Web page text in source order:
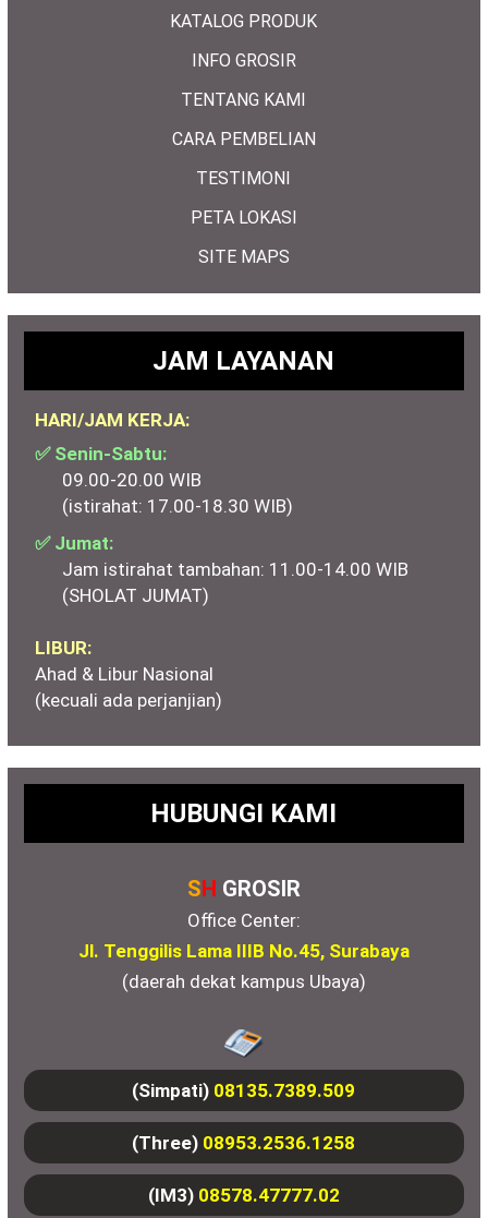
KATALOG PRODUK
INFO GROSIR
TENTANG KAMI
CARA PEMBELIAN
TESTIMONI
PETA LOKASI
SITE MAPS
JAM LAYANAN
HARI/JAM KERJA:
✅ Senin-Sabtu:
09.00-20.00 WIB
(istirahat: 17.00-18.30 WIB)
✅ Jumat:
Jam istirahat tambahan: 11.00-14.00 WIB
(SHOLAT JUMAT)
LIBUR:
Ahad & Libur Nasional
(kecuali ada perjanjian)
HUBUNGI KAMI
SH GROSIR
Office Center:
Jl. Tenggilis Lama IIIB No.45, Surabaya
(daerah dekat kampus Ubaya)
(Simpati) 08135.7389.509
(Three) 08953.2536.1258
(IM3) 08578.47777.02